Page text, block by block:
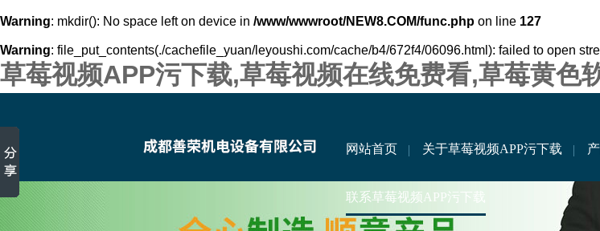
Warning: mkdir(): No space left on device in /www/wwwroot/NEW8.COM/func.php on line 127
Warning: file_put_contents(./cachefile_yuan/leyoushi.com/cache/b4/672f4/06096.html): failed to open
草莓视频APP污下载,草莓视频在线免费看,草莓黄色
网站首页 关于草莓视频APP污下载
联系草莓视频APP污下载